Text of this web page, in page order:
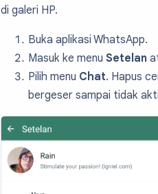
di galeri HP.
Buka aplikasi WhatsApp.
Masuk ke menu Setelan
Pilih menu Chat. Hapus
bergeser sampai tidak